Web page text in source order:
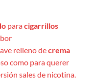
paracigarrillos
relleno decrema
como para querer
sales de nicotina.